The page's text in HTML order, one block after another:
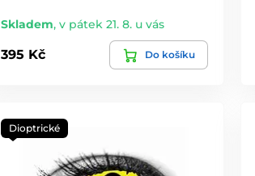
Skladem, v pátek 21. 8. u vás
395 Kč Do košíku
Dioptrické